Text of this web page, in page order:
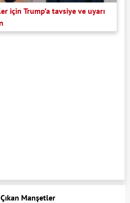
için Trump’a tavsiye ve uyarı
Manşetler